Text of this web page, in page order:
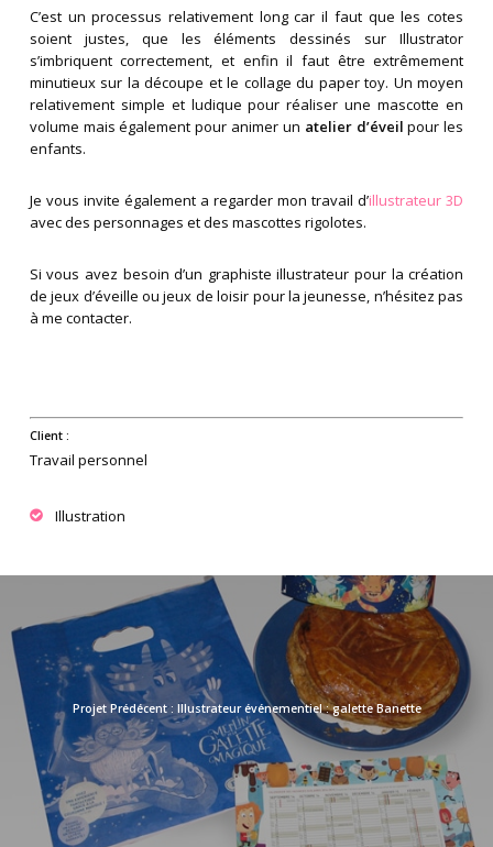
C’est un processus relativement long car il faut que les cotes
soient justes, que les éléments dessinés sur Illustrator
s’imbriquent correctement, et enfin il faut être extrêmement
minutieux sur la découpe et le collage du paper toy. Un moyen
relativement simple et ludique pour réaliser une mascotte en
volume mais également pour animer un atelier d’éveil pour les
enfants.
Je vous invite également a regarder mon travail d’illustrateur 3D
avec des personnages et des mascottes rigolotes.
Si vous avez besoin d’un graphiste illustrateur pour la création
de jeux d’éveille ou jeux de loisir pour la jeunesse, n’hésitez pas
à me contacter.
Client :
Travail personnel
Illustration
Illustrateur événementiel : galette Banette